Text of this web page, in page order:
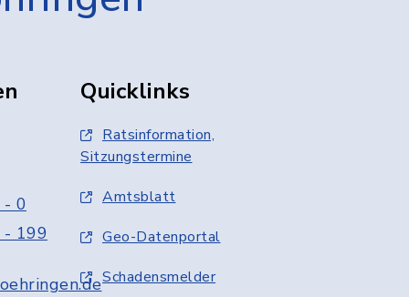
0
199
Quicklinks
Ratsinformation,
Sitzungstermine
Amtsblatt
Geo-Datenportal
Schadensmelder